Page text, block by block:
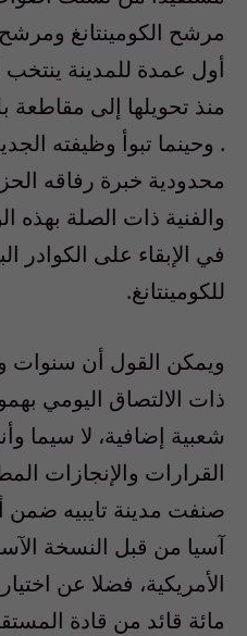
مرشح الكومينتانغ
أول عمدة للمدينة ينتخب
. وحينما تبوأ وظيفته
محدودية خبرة رفاقه
والفنية ذات الصلة بهذه
في الإبقاء على الكوادر
للكومينتانغ.
ويمكن القول أن سنوات
ذات الالتصاق اليومي
شعبية إضافية، لا سيما
القرارات والإنجازات
صنفت مدينة تايبيه
آسيا من قبل النسخة
الأمريكية، فضلا عن
مائة قائد من قادة